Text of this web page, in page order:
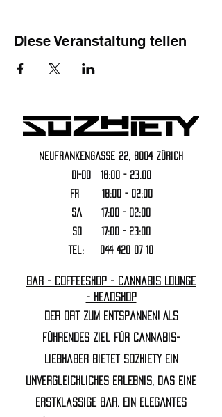
Diese Veranstaltung teilen
Neufrankengasse 22, 8004 Zürich
DI-DO 18:00 - 23.00
FR 18:00 - 02:00
Sa 17:00 - 02:00
SO 17:00 - 23:00
Tel: 044 420 07 10
Bar - Coffeeshop - Cannabis Lounge
- Headshop
Der Ort zum Entspannen! Als
führendes Ziel für Cannabis-
Liebhaber bietet Sozhiety ein
unvergleichliches Erlebnis, das eine
erstklassige Bar, ein elegantes